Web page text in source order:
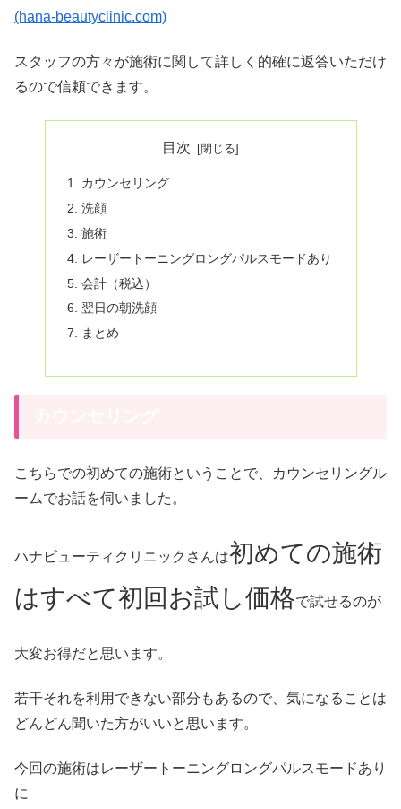
(hana-beautyclinic.com)
スタッフの方々が施術に関して詳しく的確に返答いただけ
るので信頼できます。
目次
カウンセリング
洗顔
施術
レーザートーニングロングパルスモードあり
会計（税込）
翌日の朝洗顔
まとめ
こちらでの初めての施術ということで、カウンセリングル
ームでお話を伺いました。
ハナビューティクリニックさんは初めての施術
はすべて初回お試し価格で試せるのが
大変お得だと思います。
若干それを利用できない部分もあるので、気になることは
どんどん聞いた方がいいと思います。
今回の施術はレーザートーニングロングパルスモードあり
に